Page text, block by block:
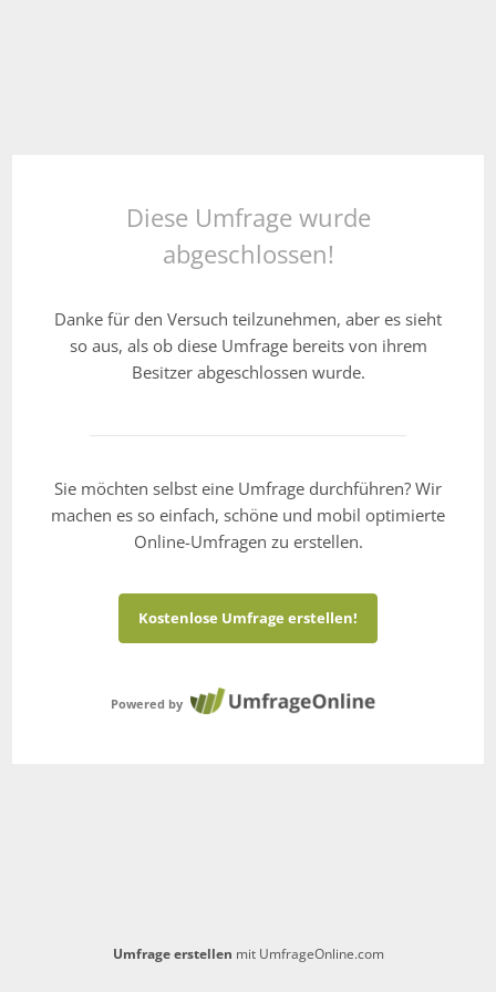
Diese Umfrage wurde
abgeschlossen!
Danke für den Versuch teilzunehmen, aber es sieht
so aus, als ob diese Umfrage bereits von ihrem
Besitzer abgeschlossen wurde.
Sie möchten selbst eine Umfrage durchführen? Wir
machen es so einfach, schöne und mobil optimierte
Online-Umfragen zu erstellen.
Kostenlose Umfrage erstellen!
Powered by
Umfrage erstellen mit UmfrageOnline.com